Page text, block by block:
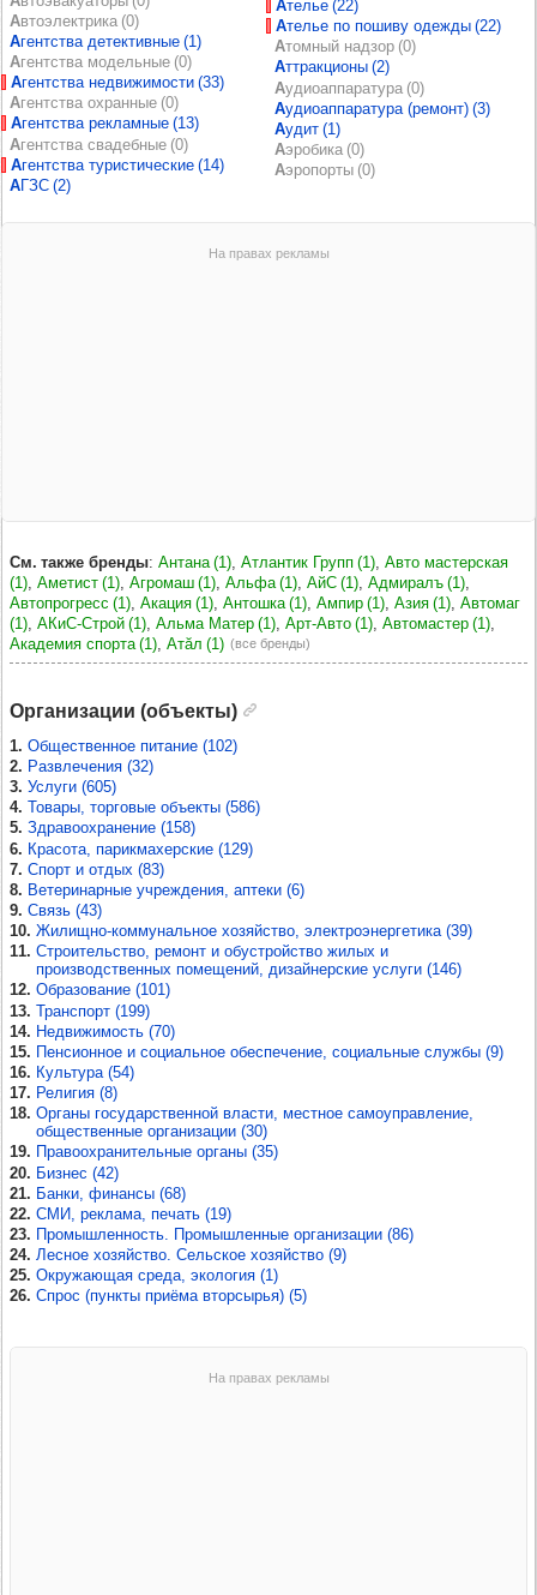
Автоэлектрика (0)
Агентства детективные (1)
Агентства модельные (0)
Агентства недвижимости (33)
Агентства охранные (0)
Агентства рекламные (13)
Агентства свадебные (0)
Агентства туристические (14)
АГЗС (2)
Ателье (22)
Ателье по пошиву одежды (22)
Атомный надзор (0)
Аттракционы (2)
Аудиоаппаратура (0)
Аудиоаппаратура (ремонт) (3)
Аудит (1)
Аэробика (0)
Аэропорты (0)
См. также бренды: Антана (1) Атлантик Групп (1) Авто мастерская
(1) Аметист (1) Агромаш (1) Альфа (1) АйС (1) Адмиралъ (1)
Автопрогресс (1) Акация (1) Антошка (1) Ампир (1) Азия (1) Автомаг
(1) АКиС-Строй (1) Альма Матер (1) Арт-Авто (1) Автомастер (1)
Академия спорта (1) Атăл (1) (все бренды)
Организации (объекты)
1. Общественное питание (102)
2. Развлечения (32)
3. Услуги (605)
4. Товары, торговые объекты (586)
5. Здравоохранение (158)
6. Красота, парикмахерские (129)
7. Спорт и отдых (83)
8. Ветеринарные учреждения, аптеки (6)
9. Связь (43)
10. Жилищно-коммунальное хозяйство, электроэнергетика (39)
11. Строительство, ремонт и обустройство жилых и
производственных помещений, дизайнерские услуги (146)
12. Образование (101)
13. Транспорт (199)
14. Недвижимость (70)
15. Пенсионное и социальное обеспечение, социальные службы (9)
16. Культура (54)
17. Религия (8)
18. Органы государственной власти, местное самоуправление,
общественные организации (30)
19. Правоохранительные органы (35)
20. Бизнес (42)
21. Банки, финансы (68)
22. СМИ, реклама, печать (19)
23. Промышленность. Промышленные организации (86)
24. Лесное хозяйство. Сельское хозяйство (9)
25. Окружающая среда, экология (1)
26. Спрос (пункты приёма вторсырья) (5)